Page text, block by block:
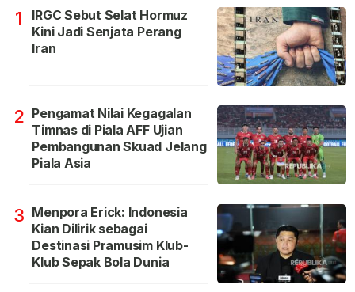
1
IRGC Sebut Selat Hormuz
Kini Jadi Senjata Perang
Iran
2 Pengamat Nilai Kegagalan
Timnas di Piala AFF Ujian
Pembangunan Skuad Jelang
Piala Asia
3 Menpora Erick: Indonesia
Kian Dilirik sebagai
Destinasi Pramusim Klub-
Klub Sepak Bola Dunia